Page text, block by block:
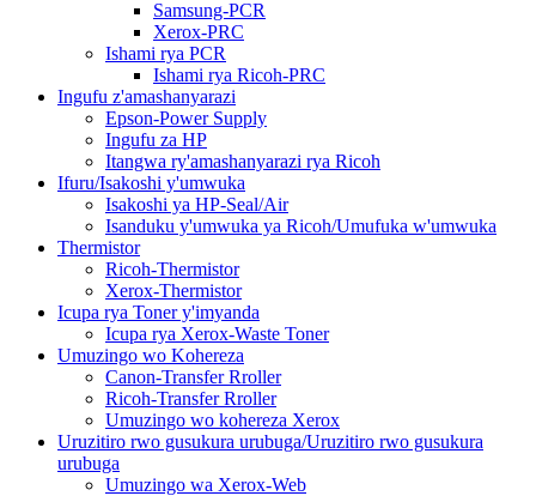
Samsung-PCR
Xerox-PRC
Ishami rya PCR
Ishami rya Ricoh-PRC
Ingufu z'amashanyarazi
Epson-Power Supply
Ingufu za HP
Itangwa ry'amashanyarazi rya Ricoh
Ifuru/Isakoshi y'umwuka
Isakoshi ya HP-Seal/Air
Isanduku y'umwuka ya Ricoh/Umufuka w'umwuka
Thermistor
Ricoh-Thermistor
Xerox-Thermistor
Icupa rya Toner y'imyanda
Icupa rya Xerox-Waste Toner
Umuzingo wo Kohereza
Canon-Transfer Rroller
Ricoh-Transfer Rroller
Umuzingo wo kohereza Xerox
Uruzitiro rwo gusukura urubuga/Uruzitiro rwo gusukura
urubuga
Umuzingo wa Xerox-Web